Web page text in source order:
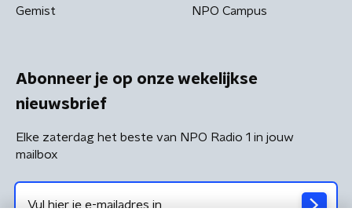
Gemist NPO Campus
Abonneer je op onze wekelijkse
nieuwsbrief
Elke zaterdag het beste van NPO Radio 1 in jouw
mailbox